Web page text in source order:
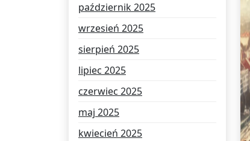
październik 2025
wrzesień 2025
sierpień 2025
lipiec 2025
czerwiec 2025
maj 2025
kwiecień 2025